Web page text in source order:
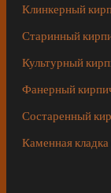
Клинкерный
Старинный
Культурный
Фанерный
Состаренный
Каменная кладка